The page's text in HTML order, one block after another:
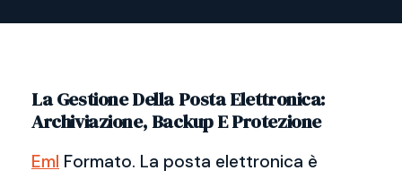
La Gestione Della Posta Elettronica:
Archiviazione, Backup E Protezione
Eml Formato. La posta elettronica è